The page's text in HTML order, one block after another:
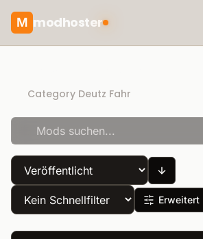
M modhoster
Category Deutz Fahr
Erweitert